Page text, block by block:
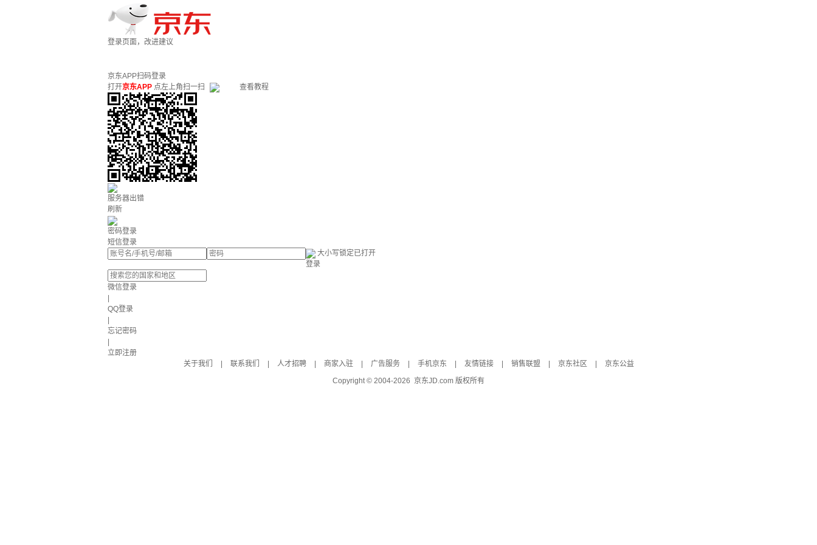
登录页面，改进建议
京东APP扫码登录
打开京东APP 点左上角扫一扫 查看教程
服务器出错
刷新
密码登录
短信登录
大小写锁定已打开
登录
微信登录
QQ登录
忘记密码
立即注册
关于我们
联系我们 人才招聘 商家入驻 广告服务 手机京东 友情链接 销售联盟 京东社区
京东公益
Copyright © 2004-2026 京东JD.com 版权所有